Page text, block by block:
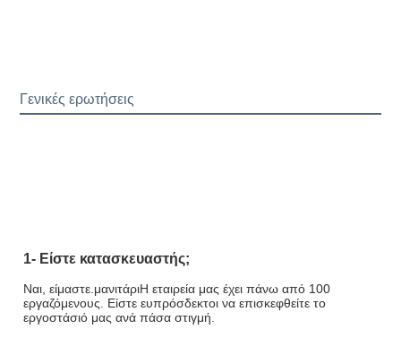
Γενικές ερωτήσεις
1- Είστε κατασκευαστής;
Ναι, είμαστε.μανιτάριΗ εταιρεία μας έχει πάνω από 100
εργαζόμενους. Είστε ευπρόσδεκτοι να επισκεφθείτε το
εργοστάσιό μας ανά πάσα στιγμή.